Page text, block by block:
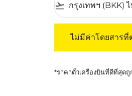
flight_takeoff
ไม่มีค่าโดยสาร
*ราคาตั๋วเครื่องบินที่ดีที่สุด